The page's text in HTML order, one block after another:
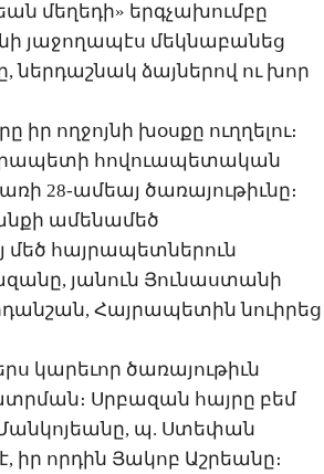
մե­ղե­դի» երգ­չա­խում­բը
յա­ջո­ղա­պէս մեկ­նա­բա­նեց
ներ­դաշ­նակ ձայ­նե­րով ու խոր
ող­ջոյ­նի խօս­քը ուղ­ղե­լու։
հո­վո­ւա­պե­տա­կան
28-ա­մեայ ծա­ռա­յու­թիւ­նը։
ա­մե­նա­մեծ
մեծ հայ­րա­պետ­նե­րուն
յա­նուն ­Յու­նաս­տա­նի
­Հայ­րա­պե­տին նո­ւի­րեց
կա­րե­ւոր ծա­ռա­յու­թիւն
Սր­բա­զան հայ­րը բեմ
պ. Ս­տե­փան
որ­դին ­Յա­կոբ Աշ­րեա­նը։